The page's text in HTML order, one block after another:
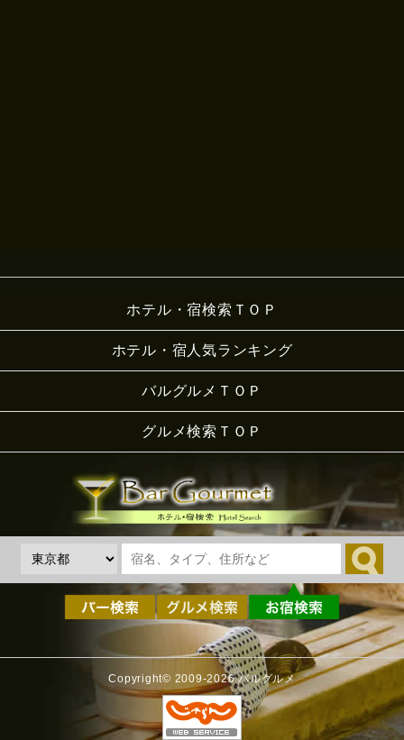
ホテル・宿検索ＴＯＰ
ホテル・宿人気ランキング
バルグルメＴＯＰ
グルメ検索ＴＯＰ
Copyright© 2009-2026 バルグルメ